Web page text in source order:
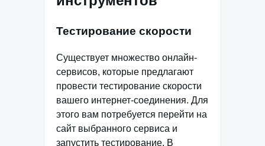
Тестирование скорости
Существует множество онлайн-
сервисов, которые предлагают
провести тестирование скорости
вашего интернет-соединения. Для
этого вам потребуется перейти на
сайт выбранного сервиса и
запустить тестирование. В